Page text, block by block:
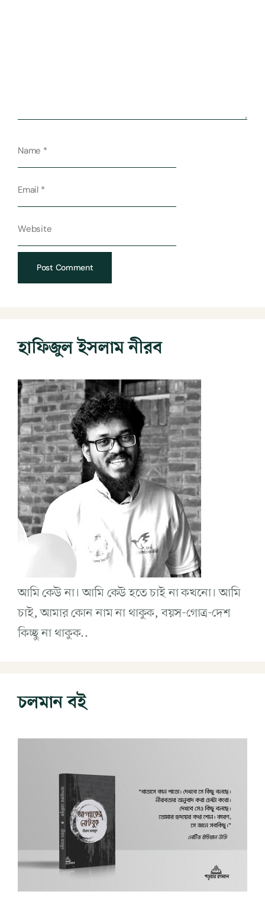
হাফিজুল ইসলাম নীরব
আমি কেউ না। আমি কেউ হতে চাই না কখনো। আমি
চাই, আমার কোন নাম না থাকুক, বয়স-গোত্র-দেশ
কিচ্ছু না থাকুক..
চলমান বই